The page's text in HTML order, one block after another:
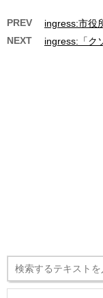
PREV
ingress:市役
NEXT
ingress:「ク